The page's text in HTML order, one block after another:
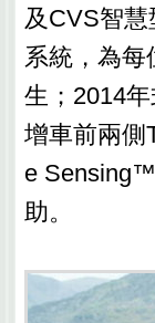
及CVS智
系統，為
生；2014
增車前兩側
e
助。